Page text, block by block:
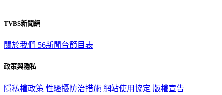
TVBS新聞網
關於我們 56新聞台節目表
政策與隱私
隱私權政策 性騷擾防治措施 網站使用協定 版權宣告